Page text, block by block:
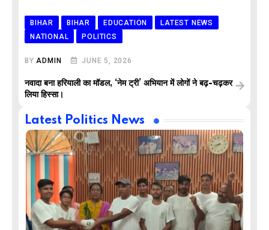
BIHAR BIHAR EDUCATION
LATEST NEWS
NATIONAL
POLITICS
BYADMIN JUNE 5, 2026
नवादा बना हरियाली का मॉडल, ‘नेम ट्री’ अभियान में लोगों ने बढ़-चढ़कर
लिया हिस्सा।
Latest Politics News